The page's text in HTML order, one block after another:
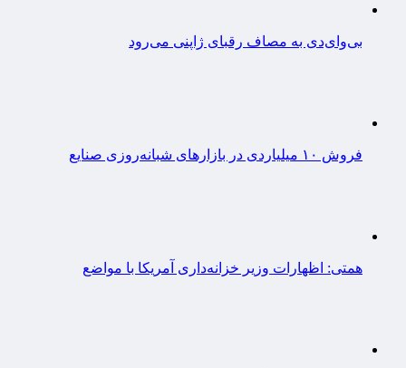
بی‌وای‌دی به مصاف رقبای ژاپنی می‌رود
فروش ۱۰ میلیاردی در بازارهای شبانه‌روزی صنایع
همتی: اظهارات وزیر خزانه‌داری آمریکا با مواضع